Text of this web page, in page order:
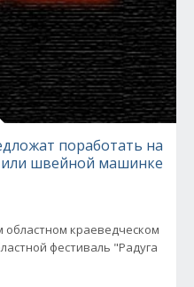
поработать на
или швейной машинке
областном краеведческом
фестиваль "Радуга